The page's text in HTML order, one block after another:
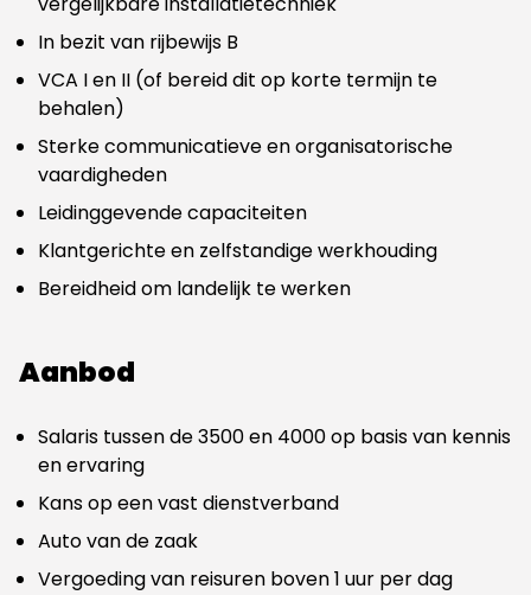
In bezit van rijbewijs B
VCA I en II (of bereid dit op korte termijn te
behalen)
Sterke communicatieve en organisatorische
vaardigheden
Leidinggevende capaciteiten
Klantgerichte en zelfstandige werkhouding
Bereidheid om landelijk te werken
Aanbod
Salaris tussen de 3500 en 4000 op basis van kennis
en ervaring
Kans op een vast dienstverband
Auto van de zaak
Vergoeding van reisuren boven 1 uur per dag